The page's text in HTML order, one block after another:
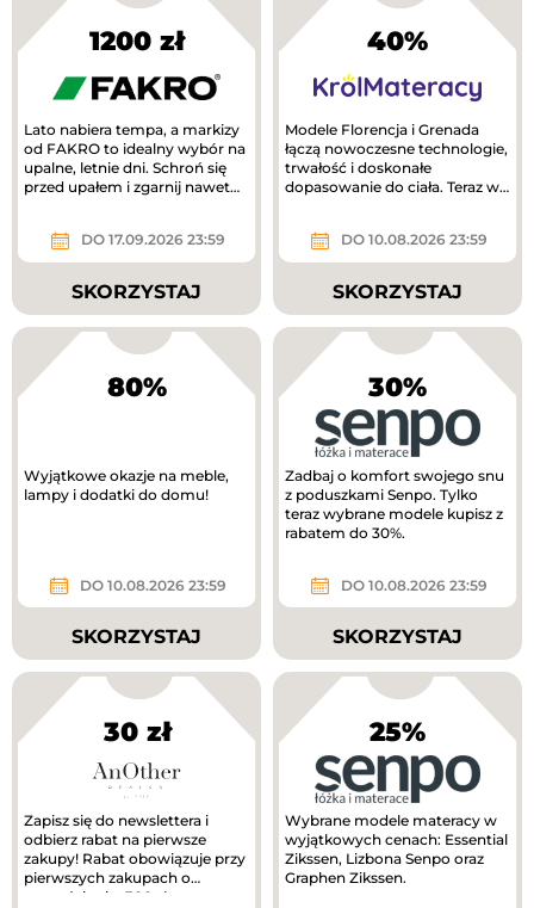
1200 zł
Lato nabiera tempa, a markizy
od FAKRO to idealny wybór na
upalne, letnie dni. Schroń się
przed upałem i zgarnij nawet
DO 17.09.2026 23:59
SKORZYSTAJ
40%
Modele Florencja i Grenada
łączą nowoczesne technologie,
trwałość i doskonałe
dopasowanie do ciała. Teraz w
DO 10.08.2026 23:59
SKORZYSTAJ
80%
Wyjątkowe okazje na meble,
lampy i dodatki do domu!
DO 10.08.2026 23:59
SKORZYSTAJ
30%
Zadbaj o komfort swojego snu
z poduszkami Senpo. Tylko
teraz wybrane modele kupisz z
rabatem do 30%.
DO 10.08.2026 23:59
SKORZYSTAJ
30 zł
Zapisz się do newslettera i
odbierz rabat na pierwsze
zakupy! Rabat obowiązuje przy
pierwszych zakupach o
wartości min. 300 zł.
25%
Wybrane modele materacy w
wyjątkowych cenach: Essential
Zikssen, Lizbona Senpo oraz
Graphen Zikssen.